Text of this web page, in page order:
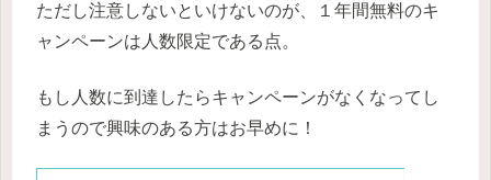
ただし注意しないといけないのが、１年間無料のキ
ャンペーンは人数限定である点。
もし人数に到達したらキャンペーンがなくなってし
まうので興味のある方はお早めに！